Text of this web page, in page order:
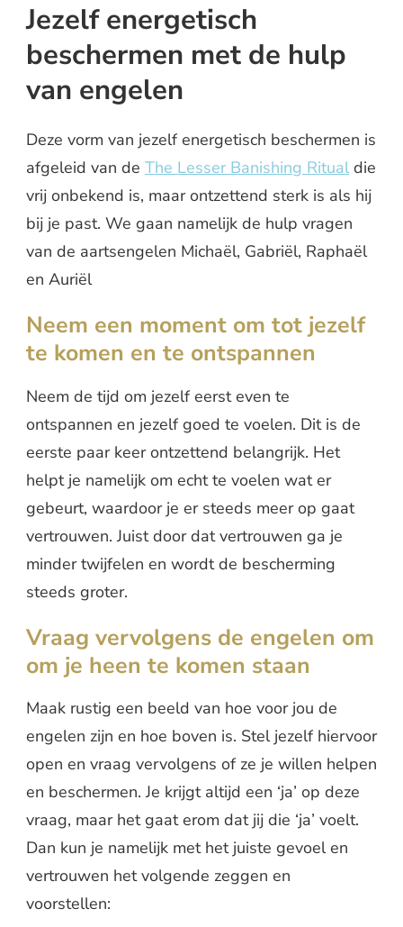
Jezelf energetisch
beschermen met de hulp
van engelen
Deze vorm van jezelf energetisch beschermen is
afgeleid van de The Lesser Banishing Ritual die
vrij onbekend is, maar ontzettend sterk is als hij
bij je past. We gaan namelijk de hulp vragen
van de aartsengelen Michaël, Gabriël, Raphaël
en Auriël
Neem een moment om tot jezelf
te komen en te ontspannen
Neem de tijd om jezelf eerst even te
ontspannen en jezelf goed te voelen. Dit is de
eerste paar keer ontzettend belangrijk. Het
helpt je namelijk om echt te voelen wat er
gebeurt, waardoor je er steeds meer op gaat
vertrouwen. Juist door dat vertrouwen ga je
minder twijfelen en wordt de bescherming
steeds groter.
Vraag vervolgens de engelen om
om je heen te komen staan
Maak rustig een beeld van hoe voor jou de
engelen zijn en hoe boven is. Stel jezelf hiervoor
open en vraag vervolgens of ze je willen helpen
en beschermen. Je krijgt altijd een ‘ja’ op deze
vraag, maar het gaat erom dat jij die ‘ja’ voelt.
Dan kun je namelijk met het juiste gevoel en
vertrouwen het volgende zeggen en
voorstellen: